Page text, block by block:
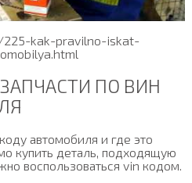
225-kak-pravilno-iskat-
ПО ВИН
автомобиля и где это
купить деталь, подходящую
воспользоваться vin кодом.